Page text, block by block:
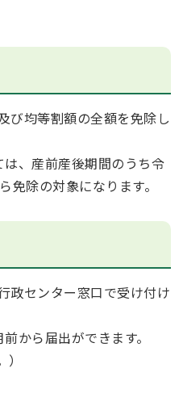
び均等割額の全額を免除し
は、産前産後期間のうち令
免除の対象になります。
政センター窓口で受け付け
から届出ができます。